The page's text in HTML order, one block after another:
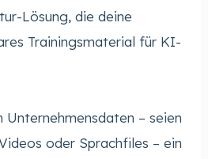
Lösung, die deine
Trainingsmaterial für KI-
Unternehmensdaten – seien
oder Sprachfiles – ein